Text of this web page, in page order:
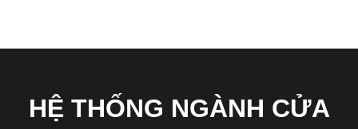
HỆ THỐNG NGÀNH CỬA